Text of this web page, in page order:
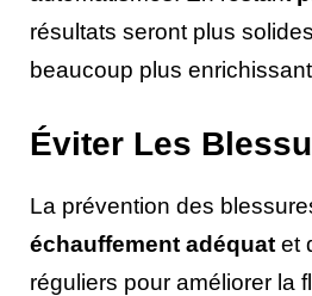
résultats seront plus
beaucoup plus
Éviter Les
La prévention des
échauffement adéquat et
réguliers pour améliorer la